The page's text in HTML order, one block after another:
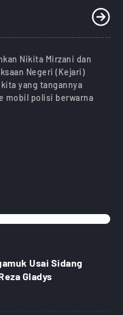
Nikita Mirzani dan
Negeri (Kejari)
yang tangannya
mobil polisi berwarna
Usai Sidang
Gladys